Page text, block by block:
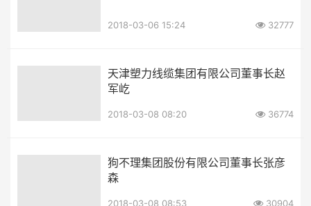
2018-03-06 15:24 32777
天津塑力线缆集团有限公司董事长赵
军屹
2018-03-08 08:20 36774
狗不理集团股份有限公司董事长张彦
森
2018-03-08 08:53 30904